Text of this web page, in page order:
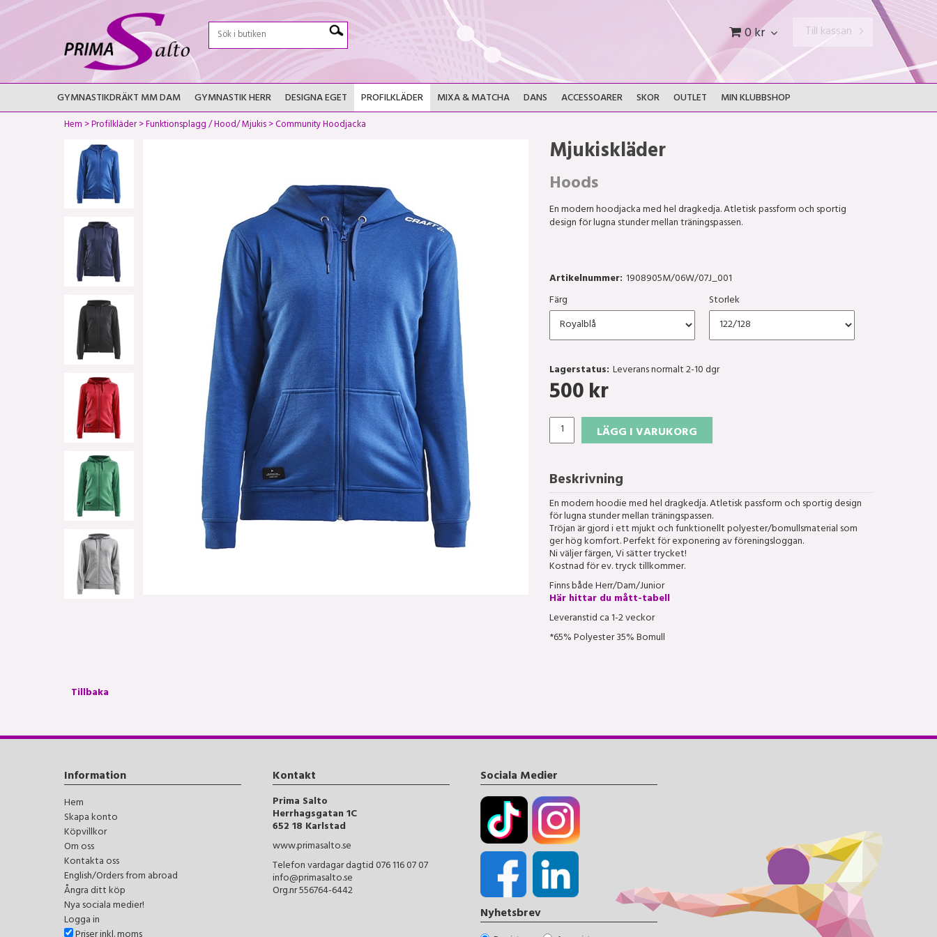
0 kr Till kassan
GYMNASTIKDRÄKT MM DAM GYMNASTIK HERR DESIGNA EGET PROFILKLÄDER MIXA & MATCHA DANS ACCESSOARER SKOR OUTLET MIN KLUBBSHOP
Hem >Profilkläder>Funktionsplagg / Hood/ Mjukis>Community Hoodjacka
Mjukiskläder
Hoods
En modern hoodjacka med hel dragkedja. Atletisk passform och sportig
design för lugna stunder mellan träningspassen.
Artikelnummer: 1908905M/06W/07J_001
Färg
Storlek
Lagerstatus: Leverans normalt 2-10 dgr
500kr
LÄGG I VARUKORG
Beskrivning
En modern hoodie med hel dragkedja. Atletisk passform och sportig design
för lugna stunder mellan träningspassen.
Tröjan är gjord i ett mjukt och funktionellt polyester/bomullsmaterial som
ger hög komfort. Perfekt för exponering av föreningsloggan.
Ni väljer färgen, Vi sätter trycket!
Kostnad för ev. tryck tillkommer.
Finns både Herr/Dam/Junior
Här hittar du mått-tabell
Leveranstid ca 1-2 veckor
*65% Polyester 35% Bomull
Tillbaka
Information
Hem
Skapa konto
Köpvillkor
Om oss
Kontakta oss
English/Orders from abroad
Ångra ditt köp
Nya sociala medier!
Logga in
Kontakt
Prima Salto
Herrhagsgatan 1C
652 18 Karlstad
www.primasalto.se
Telefon vardagar dagtid 076 116 07 07
info@primasalto.se
Org.nr 556764-6442
Sociala Medier
Nyhetsbrev